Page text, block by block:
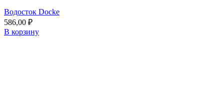
Водосток Docke
586,00 ₽
В корзину